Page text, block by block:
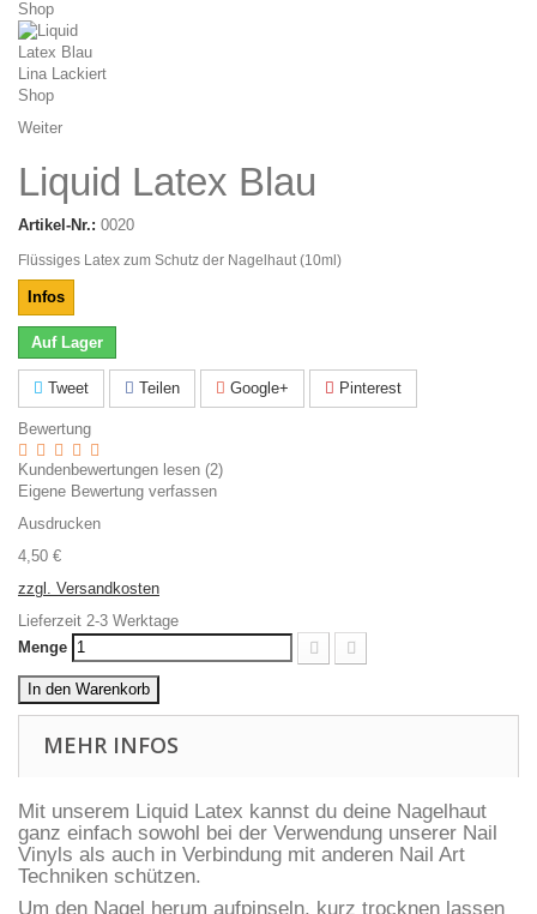
Weiter
Liquid Latex Blau
Artikel-Nr.: 0020
Flüssiges Latex zum Schutz der Nagelhaut (10ml)
Infos
Auf Lager
Tweet Teilen Google+ Pinterest
Bewertung
Kundenbewertungen lesen (2)
Eigene Bewertung verfassen
Ausdrucken
4,50 €
zzgl. Versandkosten
Lieferzeit 2-3 Werktage
Menge
In den Warenkorb
MEHR INFOS
Mit unserem Liquid Latex kannst du deine Nagelhaut
ganz einfach sowohl bei der Verwendung unserer Nail
Vinyls als auch in Verbindung mit anderen Nail Art
Techniken schützen.
Um den Nagel herum aufpinseln, kurz trocknen lassen